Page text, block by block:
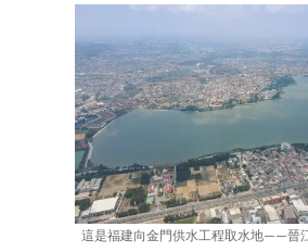
這是福建向金門供水工程取水地——晉